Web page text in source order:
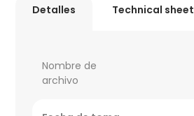
Detalles Technical sheet
Nombre de
archivo